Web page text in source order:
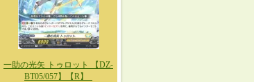
一助の光矢 トゥロット 【DZ-
BT05/057】【R】_